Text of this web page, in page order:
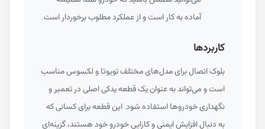
آماده به کار است و از عملکرد مطلوب برخوردار است.
کاربردها
بلوک اتصال برای مدل‌های مختلف تویوتا و لکسوس مناسب
است و می‌تواند به عنوان یک قطعه یدکی اصلی در تعمیر و
نگهداری خودروها استفاده شود. این قطعه برای کسانی که
به دنبال افزایش ایمنی و کارایی خودرو خود هستند، گزینه‌ای